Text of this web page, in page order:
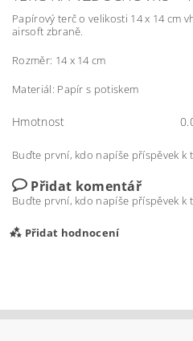
Papírový terč o velikosti 14 x 14 cm
airsoft zbraně.
Rozměr: 14 x 14 cm
Materiál: Papír s potiskem
Hmotnost
Buďte první, kdo napíše příspěvek k
Přidat komentář
Buďte první, kdo napíše příspěvek k
Přidat hodnocení